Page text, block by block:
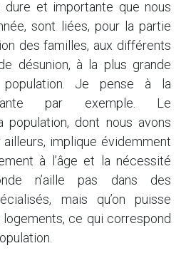
dure et importante que nous
sont liées, pour la partie
des familles, aux différents
désunion, à la plus grande
Je pense à la
par exemple. Le
population, dont nous avons
implique évidemment
à l’âge et la nécessité
n’aille pas dans des
mais qu’on puisse
logements, ce qui correspond